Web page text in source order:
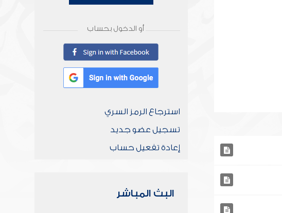
أو الدخول بحساب
استرجاع الرمز السري
تسجيل عضو جديد
إعادة تفعيل حساب
البث المباشر